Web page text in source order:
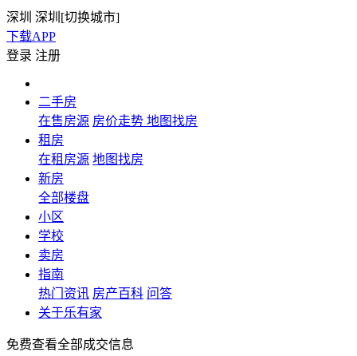
深圳 深圳[切换城市]
下载APP
登录 注册
二手房
在售房源 房价走势 地图找房
租房
在租房源 地图找房
新房
全部楼盘
小区
学校
卖房
指南
热门资讯 房产百科 问答
关于乐有家
免费查看全部成交信息